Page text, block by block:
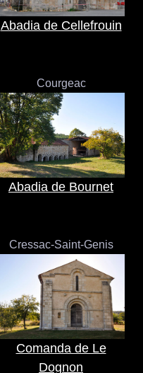
Abadia de Cellefrouin
Courgeac
Abadia de Bournet
Cressac-Saint-Genis
Comanda de Le
Dognon